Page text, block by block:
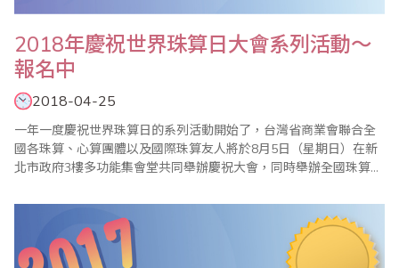
2018年慶祝世界珠算日大會系列活動～
報名中
2018-04-25
一年一度慶祝世界珠算日的系列活動開始了，台灣省商業會聯合全
國各珠算、心算團體以及國際珠算友人將於8月5日（星期日）在新
北市政府3樓多功能集會堂共同舉辦慶祝大會，同時舉辦全國珠算比
暨國際觀摩賽等系列活動，歡迎踴躍報名參加。 ＊2018年全國珠算